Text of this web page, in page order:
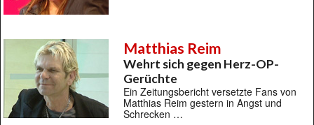
Matthias Reim
Wehrt sich gegen Herz-OP-
Gerüchte
Ein Zeitungsbericht versetzte Fans von
Matthias Reim gestern in Angst und
Schrecken …